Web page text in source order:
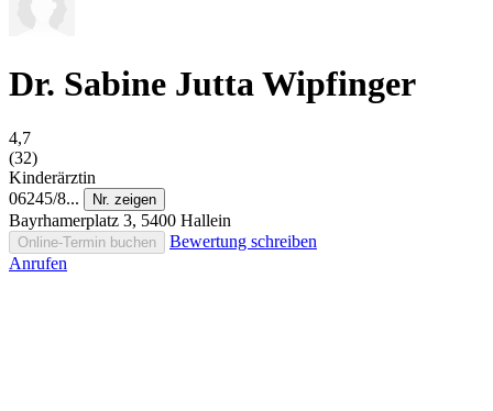
Dr. Sabine Jutta Wipfinger
4,7
(32)
Kinderärztin
06245/8...
Nr. zeigen
Bayrhamerplatz 3, 5400 Hallein
Online-Termin buchen
Bewertung schreiben
Anrufen